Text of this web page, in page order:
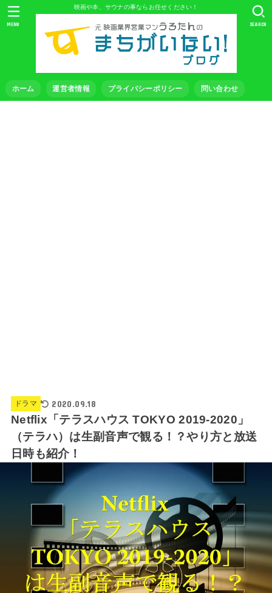
映画や本、サウナの事ならお任せください！
ホーム 運営者情報 プライバシーポリシー 問い合わせ
SEARCH
MENU
ドラマ 2020.09.18
Netflix「テラスハウス TOKYO 2019-2020」
（テラハ）は生副音声で観る！？やり方と放送
日時も紹介！